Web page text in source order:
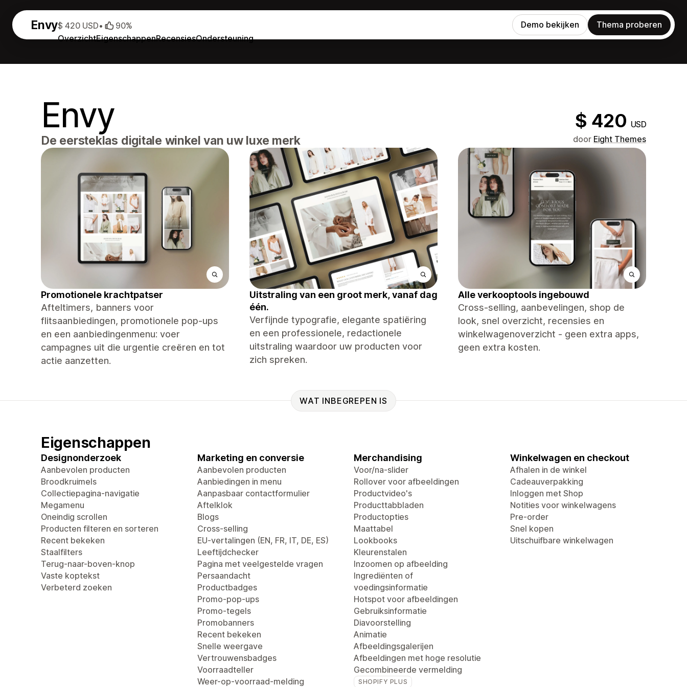
Envy
OverzichtEigenschappenRecensiesOndersteuning
$ 420 USD• 90% Demo bekijken Thema proberen
Envy $ 420 USD
De eersteklas digitale winkel van uw luxe merk door Eight Themes
Promotionele krachtpatser
Afteltimers, banners voor
flitsaanbiedingen, promotionele pop-ups
en een aanbiedingenmenu: voer
campagnes uit die urgentie creëren en tot
actie aanzetten.
Uitstraling van een groot merk, vanaf dag
één.
Verfijnde typografie, elegante spatiëring
en een professionele, redactionele
uitstraling waardoor uw producten voor
zich spreken.
Alle verkooptools ingebouwd
Cross-selling, aanbevelingen, shop de
look, snel overzicht, recensies en
winkelwagenoverzicht - geen extra apps,
geen extra kosten.
WAT INBEGREPEN IS
Eigenschappen
Designonderzoek
Aanbevolen producten
Broodkruimels
Collectiepagina-navigatie
Megamenu
Oneindig scrollen
Producten filteren en sorteren
Recent bekeken
Staalfilters
Terug-naar-boven-knop
Vaste koptekst
Verbeterd zoeken
Marketing en conversie
Aanbevolen producten
Aanbiedingen in menu
Aanpasbaar contactformulier
Aftelklok
Blogs
Cross-selling
EU-vertalingen (EN, FR, IT, DE, ES)
Leeftijdchecker
Pagina met veelgestelde vragen
Persaandacht
Productbadges
Promo-pop-ups
Promo-tegels
Promobanners
Recent bekeken
Snelle weergave
Vertrouwensbadges
Voorraadteller
Weer-op-voorraad-melding
Merchandising
Voor/na-slider
Rollover voor afbeeldingen
Productvideo's
Producttabbladen
Productopties
Maattabel
Lookbooks
Kleurenstalen
Inzoomen op afbeelding
Ingrediënten of
voedingsinformatie
Hotspot voor afbeeldingen
Gebruiksinformatie
Diavoorstelling
Animatie
Afbeeldingsgalerijen
Afbeeldingen met hoge resolutie
Gecombineerde vermelding
SHOPIFY PLUS
Winkelwagen en checkout
Afhalen in de winkel
Cadeauverpakking
Inloggen met Shop
Notities voor winkelwagens
Pre-order
Snel kopen
Uitschuifbare winkelwagen